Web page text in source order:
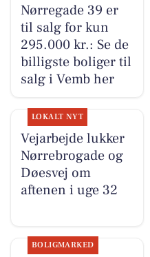
Nørregade 39 er
til salg for kun
295.000 kr.: Se de
billigste boliger til
salg i Vemb her
LOKALT NYT
Vejarbejde lukker
Nørrebrogade og
Døesvej om
aftenen i uge 32
BOLIGMARKED